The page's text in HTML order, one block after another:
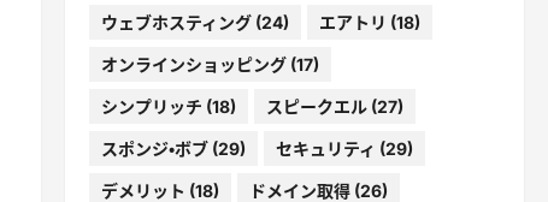
ウェブホスティング(24) エアトリ (18)
オンラインショッピング(17)
シンプリッチ (18) スピークエル(27)
スポンジ・ボブ(29) セキュリティ (29)
デメリット (18) ドメイン取得(26)